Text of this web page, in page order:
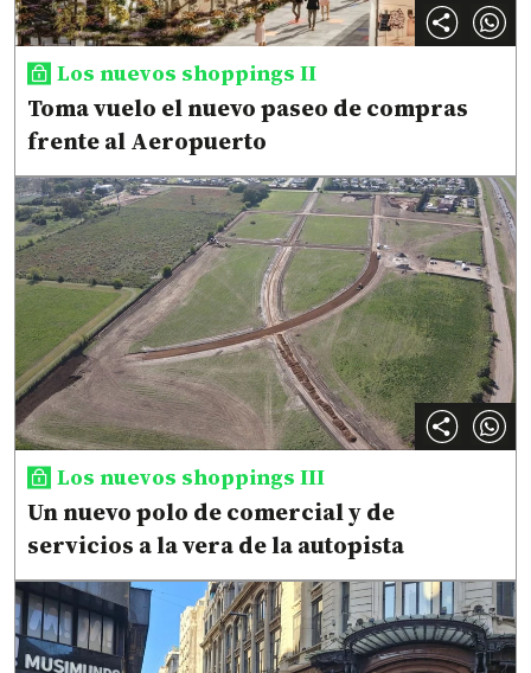
Los nuevos shoppings II
Toma vuelo el nuevo paseo de compras
frente al Aeropuerto
Los nuevos shoppings III
Un nuevo polo de comercial y de
servicios a la vera de la autopista